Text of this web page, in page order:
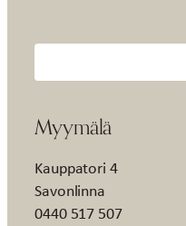
Myymälä
Kauppatori 4
Savonlinna
0440 517 507